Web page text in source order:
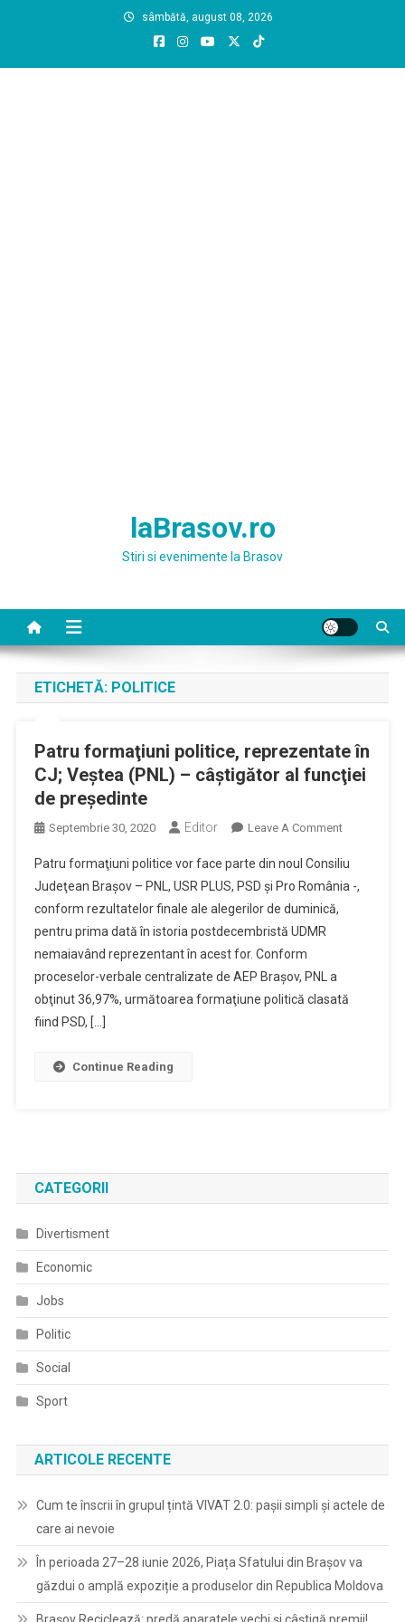
sâmbătă, august 08, 2026
laBrasov.ro
Stiri si evenimente la Brasov
ETICHETĂ: POLITICE
Patru formaţiuni politice, reprezentate în
CJ; Veştea (PNL) – câştigător al funcţiei
de preşedinte
Septembrie 30, 2020 Editor Leave A CommentOn
Formaţiuni
Politice,
(PNL)
Patru formaţiuni politice vor face parte din noul Consiliu
Judeţean Braşov – PNL, USR PLUS, PSD şi Pro România -,
conform rezultatelor finale ale alegerilor de duminică,
pentru prima dată în istoria postdecembristă UDMR
nemaiavând reprezentant în acest for. Conform
proceselor-verbale centralizate de AEP Braşov, PNL a
obţinut 36,97%, următoarea formaţiune politică clasată
fiind PSD, […]
Continue Reading
CATEGORII
Divertisment
Economic
Jobs
Politic
Social
Sport
ARTICOLE RECENTE
Cum te înscrii în grupul țintă VIVAT 2.0: pașii simpli și actele de
care ai nevoie
În perioada 27–28 iunie 2026, Piața Sfatului din Brașov va
găzdui o amplă expoziție a produselor din Republica Moldova